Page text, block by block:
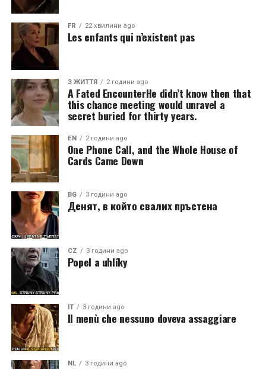
FR 22 хвилини ago
Les enfants qui n’existent pas
З ЖИТТЯ 2 години ago
A Fated EncounterHe didn’t know then that
this chance meeting would unravel a
secret buried for thirty years.
EN 2 години ago
One Phone Call, and the Whole House of
Cards Came Down
BG 3 години ago
Денят, в който свалих пръстена
CZ 3 години ago
Popel a uhlíky
IT 3 години ago
Il menù che nessuno doveva assaggiare
NL 3 години ago